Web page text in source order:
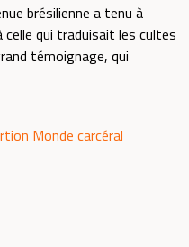
brésilienne a tenu à
qui traduisait les cultes
témoignage, qui
Monde carcéral